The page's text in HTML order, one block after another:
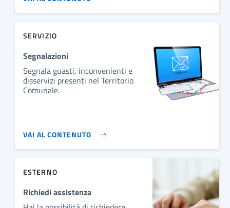
SERVIZIO
Segnalazioni
Segnala guasti, inconvenienti e
disservizi presenti nel Territorio
Comunale.
VAI AL CONTENUTO
ESTERNO
Richiedi assistenza